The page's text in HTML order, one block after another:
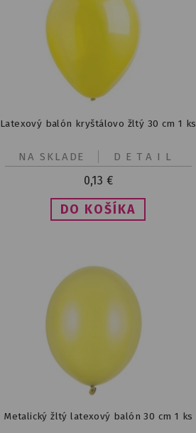
Latexový balón kryštálovo žltý 30 cm 1 ks
0,13 €
DETAIL
NA SKLADE
Metalický žltý latexový balón 30 cm 1 ks